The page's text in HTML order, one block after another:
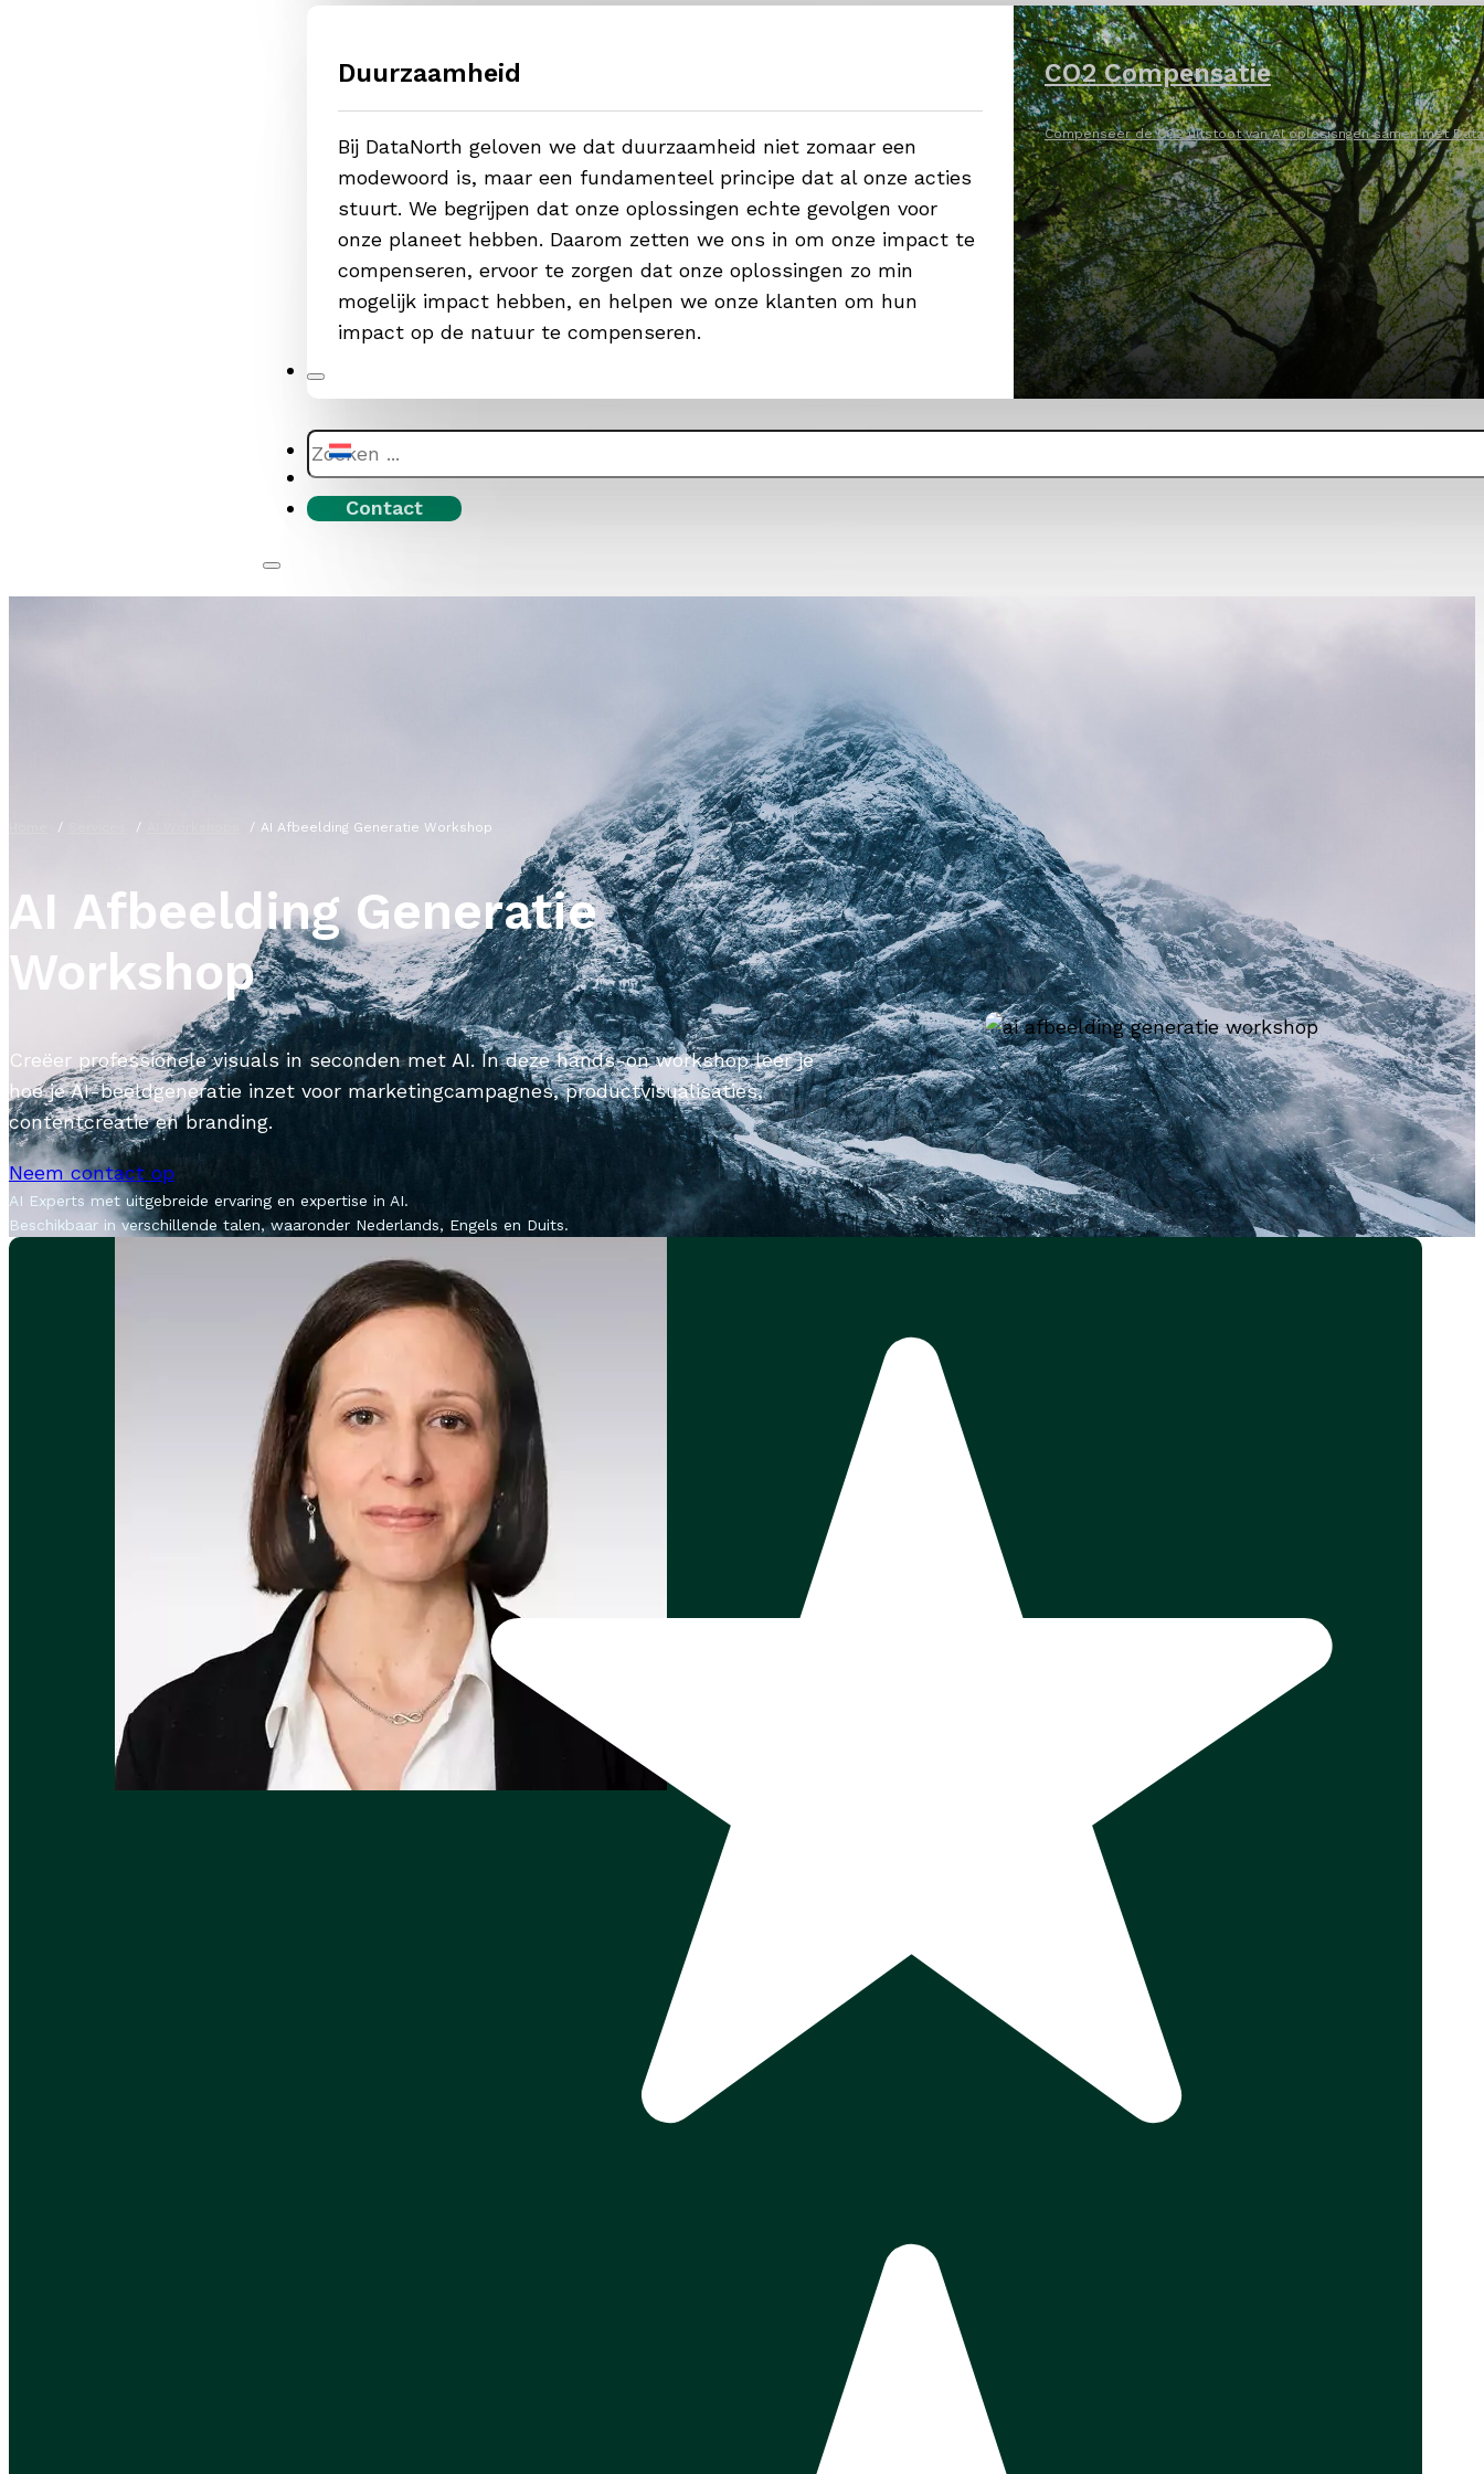
Duurzaamheid
Bij DataNorth geloven we dat duurzaamheid niet zomaar een
modewoord is, maar een fundamenteel principe dat al onze acties
stuurt. We begrijpen dat onze oplossingen echte gevolgen voor
onze planeet hebben. Daarom zetten we ons in om onze impact te
compenseren, ervoor te zorgen dat onze oplossingen zo min
mogelijk impact hebben, en helpen we onze klanten om hun
impact op de natuur te compenseren.
CO2 Compensatie
Compenseer de CO2 uitstoot van AI oplosisngen samen met
Zoeken
Contact
AI Afbeelding Generatie Workshop
AI Afbeelding Generatie
Workshop
Creëer professionele visuals in seconden met AI. In deze hands-on workshop leer je
hoe je AI-beeldgeneratie inzet voor marketingcampagnes, productvisualisaties,
contentcreatie en branding.
Neem contact op
AI Experts met uitgebreide ervaring en expertise in AI.
Beschikbaar in verschillende talen, waaronder Nederlands, Engels en Duits.